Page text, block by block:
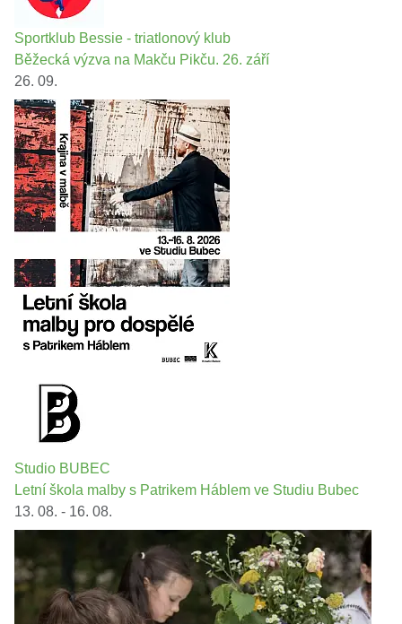
Sportklub Bessie - triatlonový klub
Běžecká výzva na Makču Pikču. 26. září
26. 09.
Studio BUBEC
Letní škola malby s Patrikem Háblem ve Studiu Bubec
13. 08. - 16. 08.